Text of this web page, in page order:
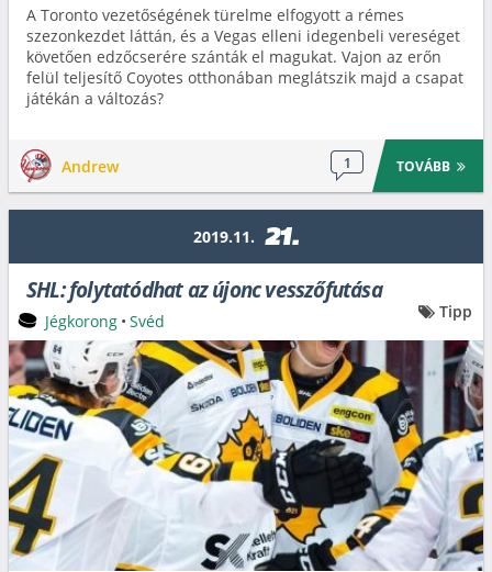
A Toronto vezetőségének türelme elfogyott a rémes
szezonkezdet láttán, és a Vegas elleni idegenbeli vereséget
követően edzőcserére szánták el magukat. Vajon az erőn
felül teljesítő Coyotes otthonában meglátszik majd a csapat
játékán a változás?
Andrew 1 TOVÁBB
2019.11. 21.
SHL: folytatódhat az újonc vesszőfutása
Jégkorong • Svéd Tipp